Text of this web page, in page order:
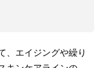
、エイジングや繰り